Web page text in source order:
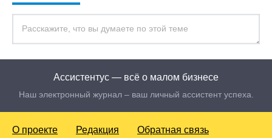
Ассистентус — всё о малом бизнесе
Наш электронный журнал – ваш личный ассистент успеха.
О проекте Редакция Обратная связь